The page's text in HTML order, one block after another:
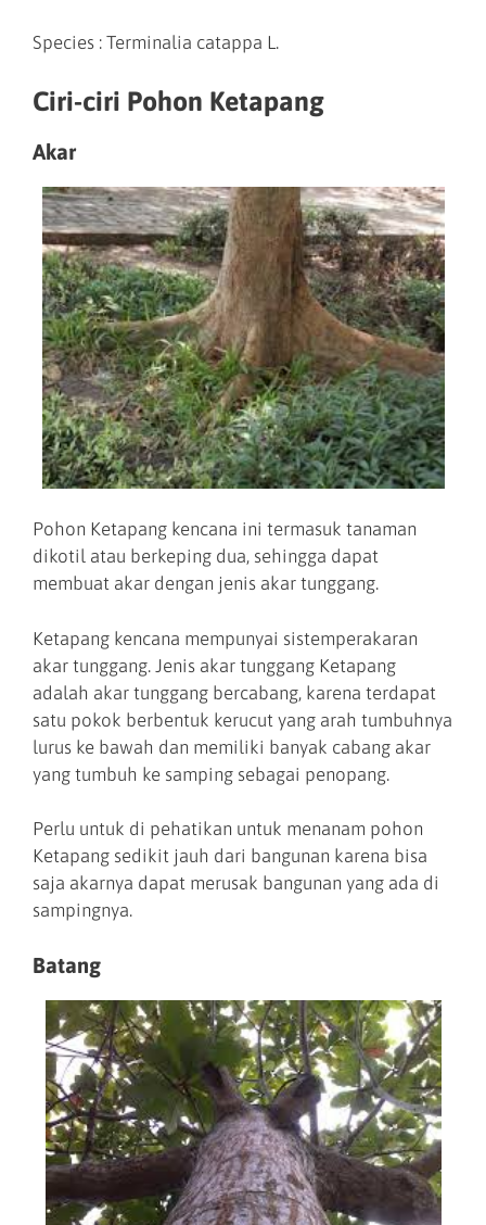
Species : Terminalia catappa L.
Ciri-ciri Pohon Ketapang
Akar
Pohon Ketapang kencana ini termasuk tanaman
dikotil atau berkeping dua, sehingga dapat
membuat akar dengan jenis akar tunggang.
Ketapang kencana mempunyai sistemperakaran
akar tunggang. Jenis akar tunggang Ketapang
adalah akar tunggang bercabang, karena terdapat
satu pokok berbentuk kerucut yang arah tumbuhnya
lurus ke bawah dan memiliki banyak cabang akar
yang tumbuh ke samping sebagai penopang.
Perlu untuk di pehatikan untuk menanam pohon
Ketapang sedikit jauh dari bangunan karena bisa
saja akarnya dapat merusak bangunan yang ada di
sampingnya.
Batang